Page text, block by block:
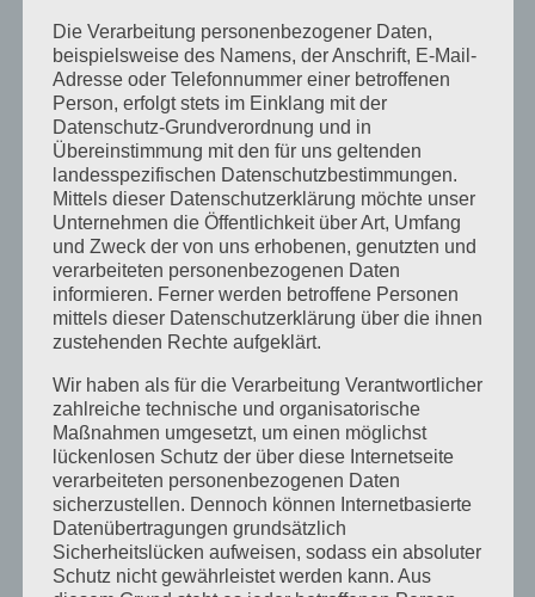
August 2014
Juli 2014
Juni 2014
Januar 2014
August 2013
Juli 2013
Juni 2013
Mai 2013
April 2013
März 2013
August 2012
Juli 2012
Juni 2012
April 2012
Februar 2012
Die Verarbeitung personenbezogener Daten,
beispielsweise des Namens, der Anschrift, E-Mail-
Adresse oder Telefonnummer einer betroffenen
Person, erfolgt stets im Einklang mit der
Datenschutz-Grundverordnung und in
Übereinstimmung mit den für uns geltenden
landesspezifischen Datenschutzbestimmungen.
Mittels dieser Datenschutzerklärung möchte unser
Unternehmen die Öffentlichkeit über Art, Umfang
und Zweck der von uns erhobenen, genutzten und
verarbeiteten personenbezogenen Daten
informieren. Ferner werden betroffene Personen
mittels dieser Datenschutzerklärung über die ihnen
zustehenden Rechte aufgeklärt.
Wir haben als für die Verarbeitung Verantwortlicher
zahlreiche technische und organisatorische
Maßnahmen umgesetzt, um einen möglichst
lückenlosen Schutz der über diese Internetseite
verarbeiteten personenbezogenen Daten
sicherzustellen. Dennoch können Internetbasierte
Datenübertragungen grundsätzlich
Sicherheitslücken aufweisen, sodass ein absoluter
Schutz nicht gewährleistet werden kann. Aus